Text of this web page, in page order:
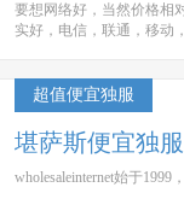
要想网络好，当然价格相
实好，电信，联通，移动
超值便宜独服
堪萨斯便宜独服
wholesaleinternet始于1999